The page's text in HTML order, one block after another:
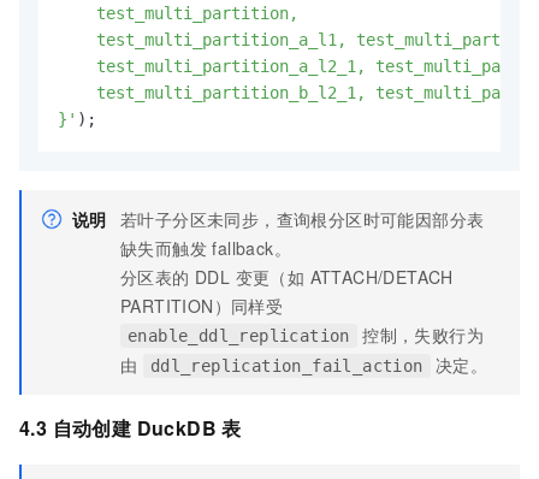
    test_multi_partition,
test_multi_partition_a_l1,
test_multi_partition_a_l2_1,
test_multi_partition_b_l2_1,
}' );
说明 若叶子分区未同步，查询根分区时可能因部分表
缺失而触发 fallback。
分区表的 DDL 变更（如 ATTACH/DETACH
PARTITION）同样受
enable_ddl_replication
控制，失败行为
由
ddl_replication_fail_action 决定。
4.3 自动创建 DuckDB 表